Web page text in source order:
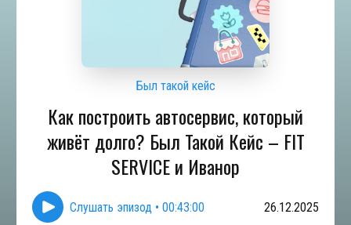
Был такой кейс
Как построить автосервис, который
живёт долго? Был Такой Кейс – FIT
SERVICE и Иванор
Слушать эпизод • 00:43:00 26.12.2025